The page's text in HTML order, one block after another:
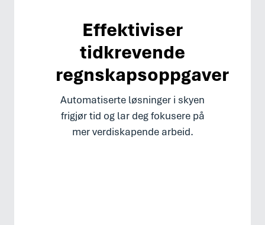
Effektiviser
tidkrevende
regnskapsoppgaver
Automatiserte løsninger i skyen
frigjør tid og lar deg fokusere på
mer verdiskapende arbeid.